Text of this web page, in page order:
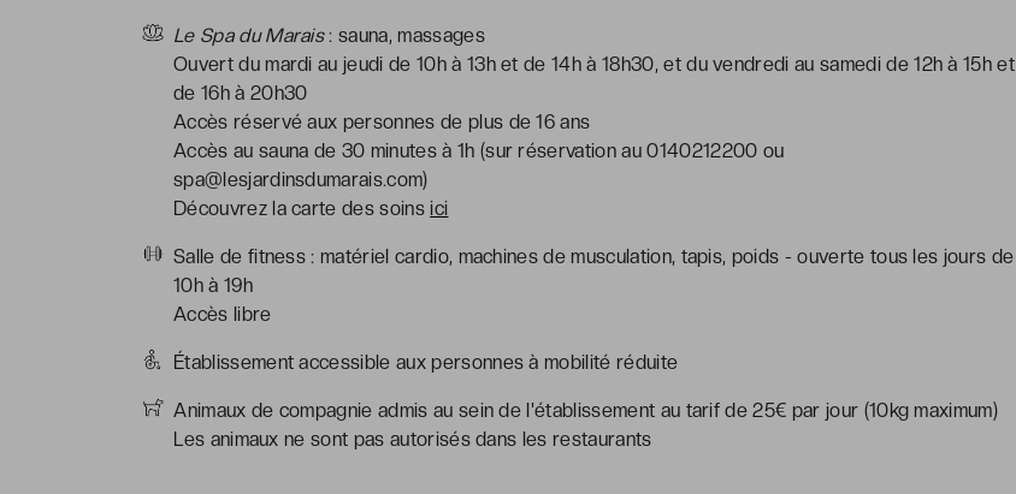
Le Spa du Marais: sauna, massages
Ouvert du mardi au jeudi de 10h à 13h et de 14h à 18h30, et du vendredi au samedi de 12h à 15h et
de 16h à 20h30
Accès réservé aux personnes de plus de 16 ans
Accès au sauna de 30 minutes à 1h (sur réservation au 0140212200 ou
spa@lesjardinsdumarais.com)
Découvrez la carte des soinsici
Salle de fitness : matériel cardio, machines de musculation, tapis, poids - ouverte tous les jours de
10h à 19h
Accès libre
Établissement accessible aux personnes à mobilité réduite
Animaux de compagnie admis au sein de l'établissement au tarif de 25€ par jour (10kg maximum)
Les animaux ne sont pas autorisés dans les restaurants